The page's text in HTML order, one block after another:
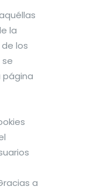
la
los
página
a